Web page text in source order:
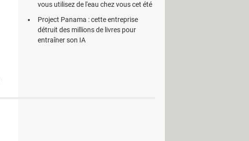
vous utilisez de l'eau chez vous cet été
Project Panama : cette entreprise
détruit des millions de livres pour
entraîner son IA